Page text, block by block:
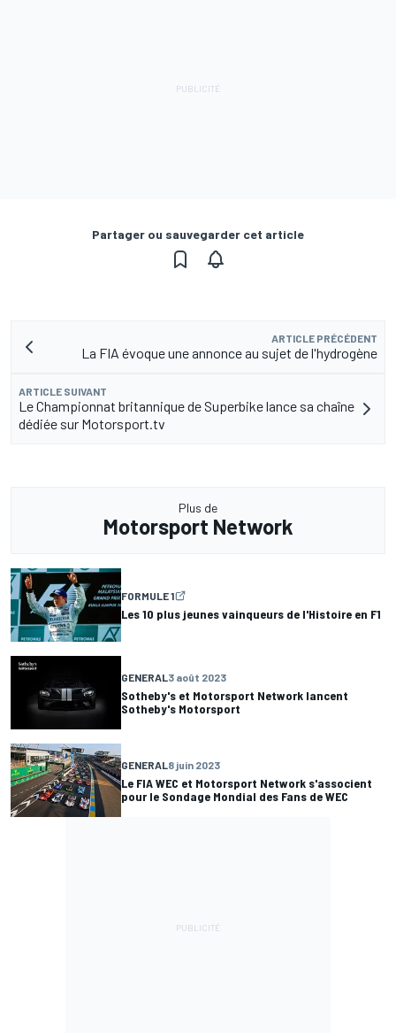
Partager ou sauvegarder cet article
ARTICLE PRÉCÉDENT
La FIA évoque une annonce au sujet de l'hydrogène
ARTICLE SUIVANT
Le Championnat britannique de Superbike lance sa chaîne
dédiée sur Motorsport.tv
Plus de
Motorsport Network
FORMULE 1
Les 10 plus jeunes vainqueurs de l'Histoire en F1
GENERAL 3 août 2023
Sotheby's et Motorsport Network lancent
Sotheby's Motorsport
GENERAL 8 juin 2023
Le FIA WEC et Motorsport Network s'associent
pour le Sondage Mondial des Fans de WEC